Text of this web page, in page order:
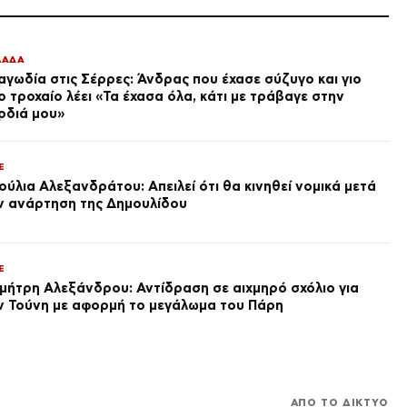
πολυκατοικία
πριν από 3 ώρες
πριν από 3 ώρες
πολυτέλεια» (φωτογραφίες)
πριν από 3 ώρες
στις Σέρρες: Άνδρας που έχασε σύζυγο και γιο
τροχαίο λέει «Τα έχασα όλα, κάτι με τράβαγε στην
μου»
Αλεξανδράτου: Απειλεί ότι θα κινηθεί νομικά μετά
ανάρτηση της Δημουλίδου
Αλεξάνδρου: Αντίδραση σε αιχμηρό σχόλιο για
Τούνη με αφορμή το μεγάλωμα του Πάρη
ΑΠΟ ΤΟ ΔΙΚΤΥΟ